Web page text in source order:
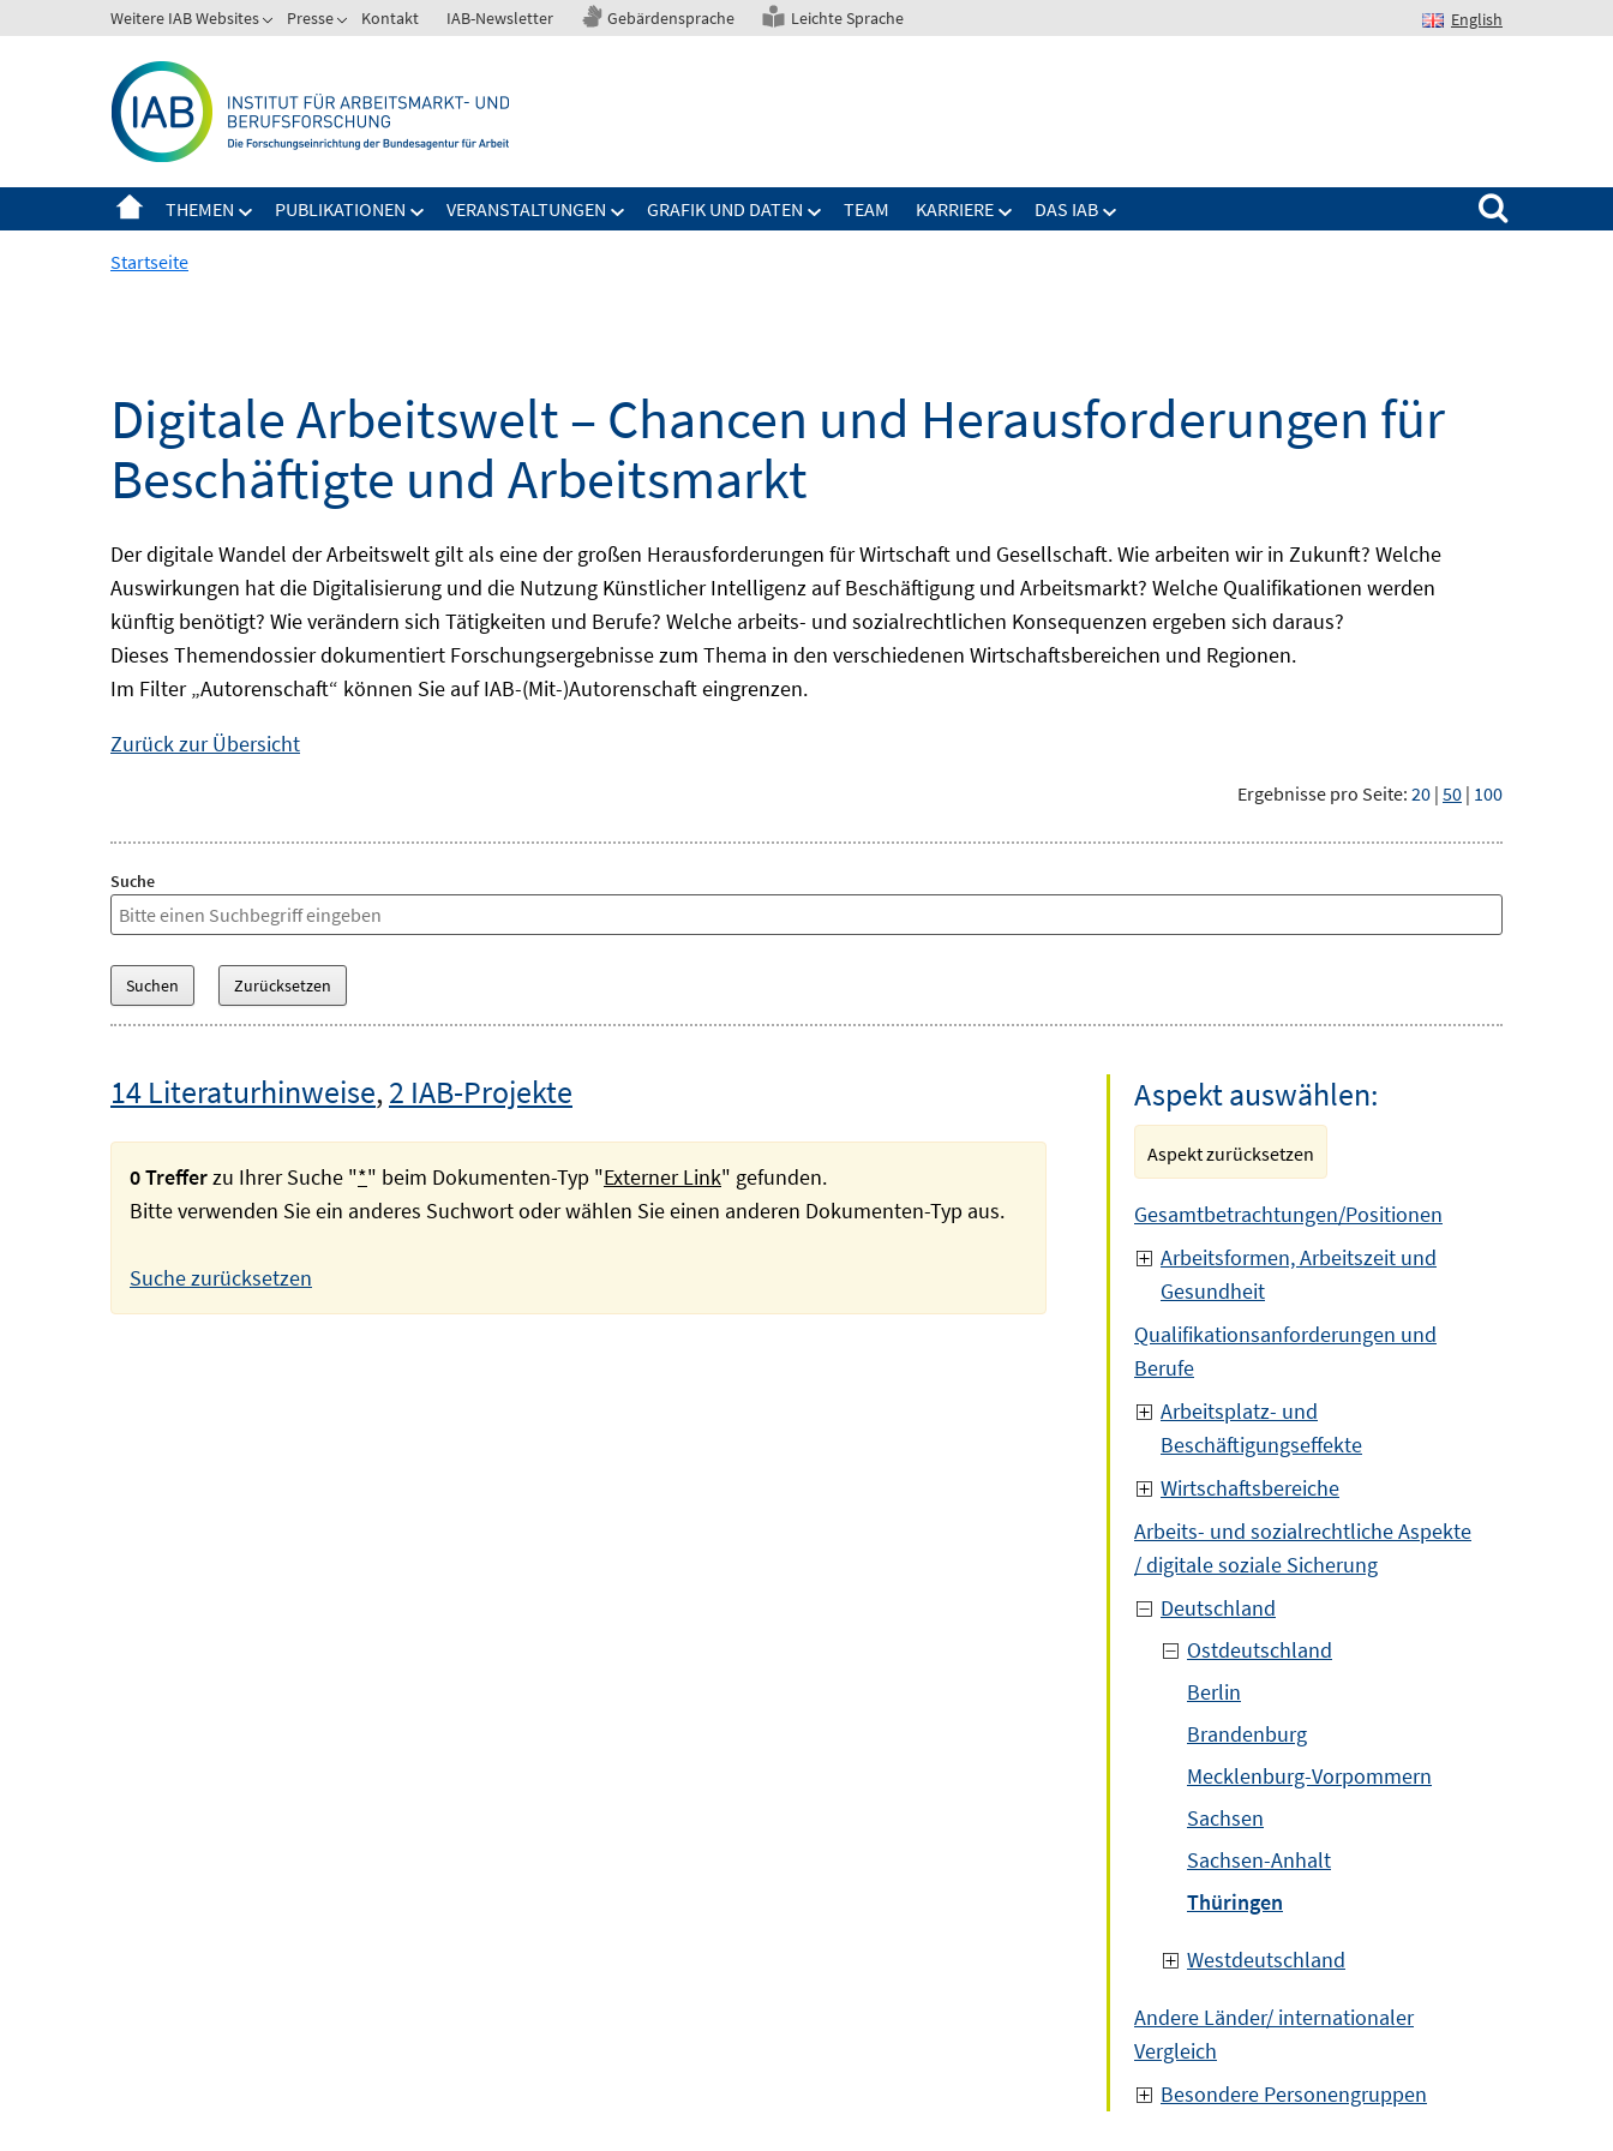
zum
Weitere IAB Websites Presse Kontakt IAB-Newsletter Gebärdensprache Leichte Sprache English
THEMEN PUBLIKATIONEN VERANSTALTUNGEN GRAFIK UND DATEN TEAM KARRIERE DAS IAB
Suchen nach:
Startseite
Digitale Arbeitswelt – Chancen und Herausforderungen für
Beschäftigte und Arbeitsmarkt
Der digitale Wandel der Arbeitswelt gilt als eine der großen Herausforderungen für Wirtschaft und Gesellschaft. Wie arbeiten wir in Zukunft? Welche
Auswirkungen hat die Digitalisierung und die Nutzung Künstlicher Intelligenz auf Beschäftigung und Arbeitsmarkt? Welche Qualifikationen werden
künftig benötigt? Wie verändern sich Tätigkeiten und Berufe? Welche arbeits- und sozialrechtlichen Konsequenzen ergeben sich daraus?
Dieses Themendossier dokumentiert Forschungsergebnisse zum Thema in den verschiedenen Wirtschaftsbereichen und Regionen.
Im Filter „Autorenschaft“ können Sie auf IAB-(Mit-)Autorenschaft eingrenzen.
Zurück zur Übersicht
Ergebnisse pro Seite: 20 | 50 | 100
Suche
14 Literaturhinweise,2 IAB-Projekte
0 Trefferzu Ihrer Suche "*" beim Dokumenten-Typ "Externer Link" gefunden.
Bitte verwenden Sie ein anderes Suchwort oder wählen Sie einen anderen Dokumenten-Typ aus.
Suche zurücksetzen
Aspekt auswählen:
Aspekt zurücksetzen
Gesamtbetrachtungen/Positionen
Arbeitsformen, Arbeitszeit und
Gesundheit
Qualifikationsanforderungen und
Berufe
Arbeitsplatz- und
Beschäftigungseffekte
Wirtschaftsbereiche
Arbeits- und sozialrechtliche Aspekte
/ digitale soziale Sicherung
Deutschland
Ostdeutschland
Berlin
Brandenburg
Mecklenburg-Vorpommern
Sachsen
Sachsen-Anhalt
Thüringen
Westdeutschland
Andere Länder/ internationaler
Vergleich
Besondere Personengruppen